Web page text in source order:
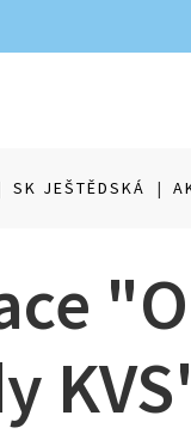
SK JEŠTĚDSKÁ |